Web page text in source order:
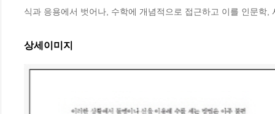
식과 응용에서 벗어나, 수학에 개념적으로 접근하고 이를 인문학
상세이미지